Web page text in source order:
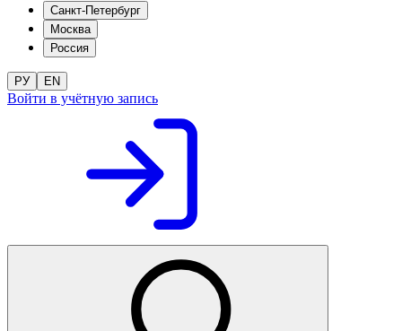
Санкт-Петербург
Москва
Россия
РУ EN
Войти в учётную запись